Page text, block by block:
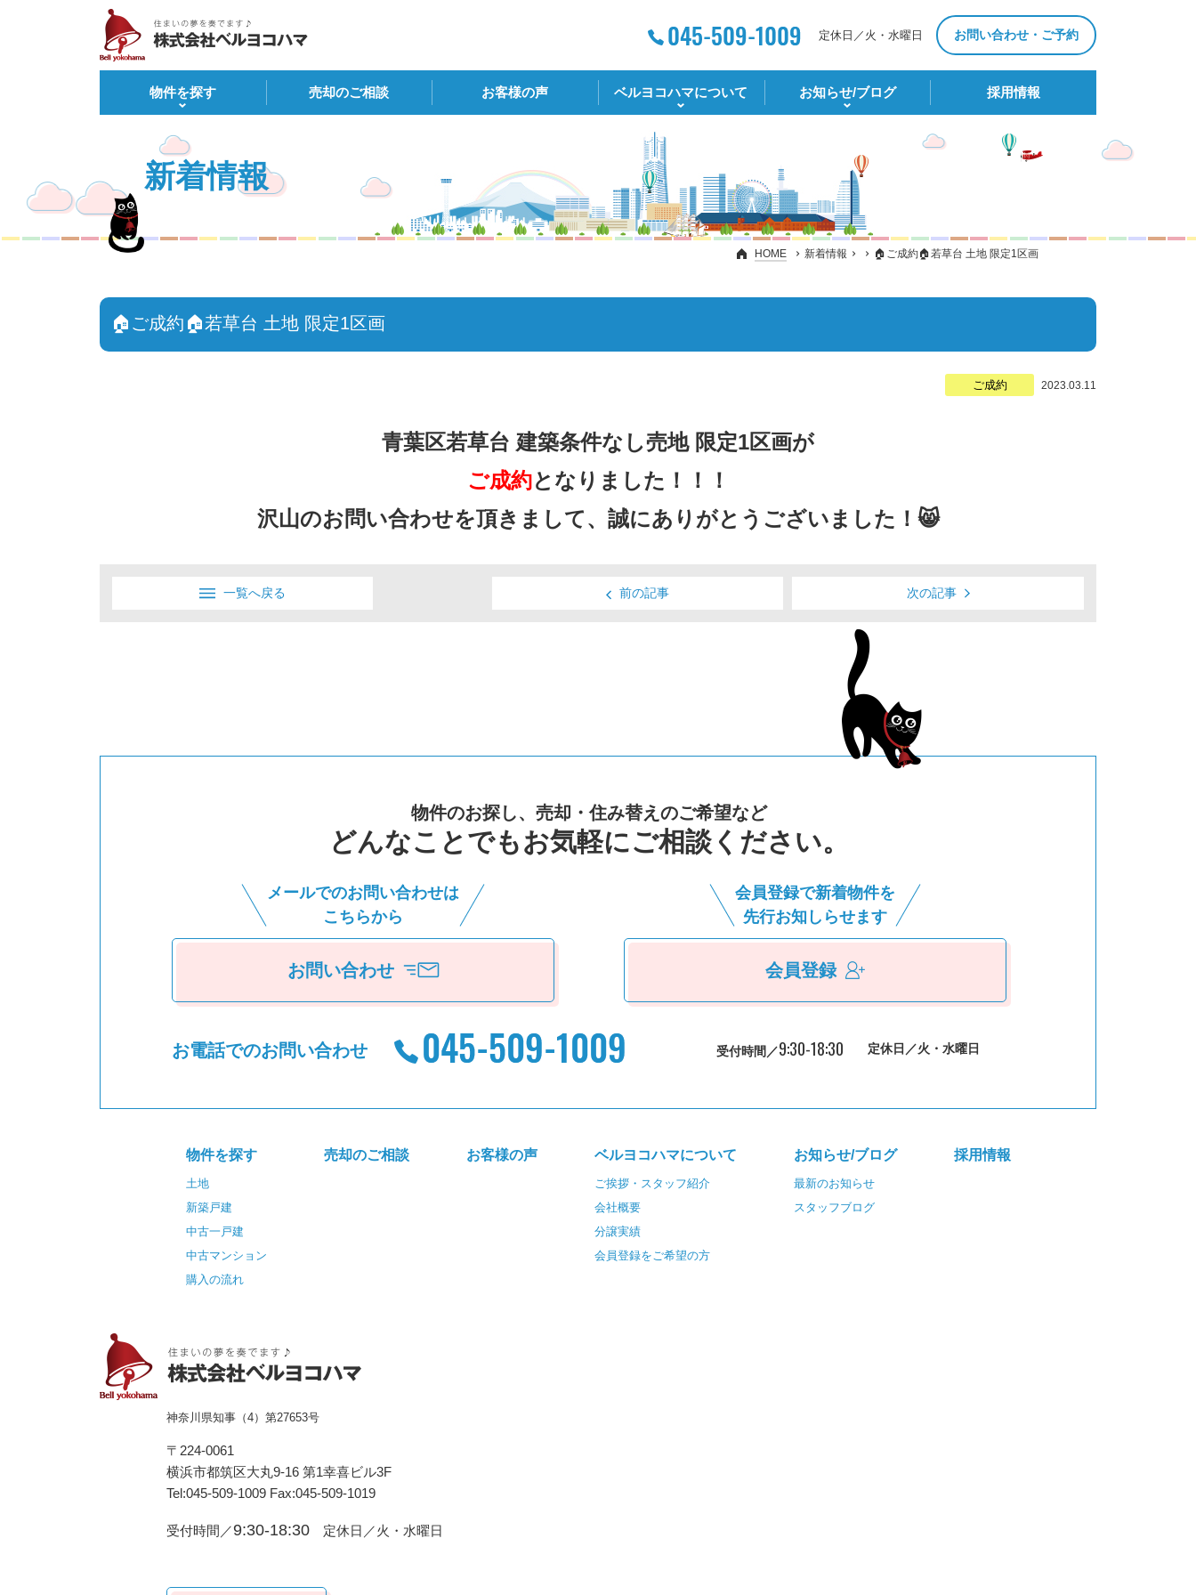
定休日／火・水曜日 お問い合わせ・ご予約
物件を探す 売却のご相談 お客様の声 ベルヨコハマについて お知らせ/ブログ 採⽤情報
新着情報
HOME 新着情報 🏠ご成約🏠若草台 土地 限定1区画
🏠ご成約🏠若草台 土地 限定1区画
ご成約 2023.03.11
青葉区若草台 建築条件なし売地 限定1区画が
ご成約となりました！！！
沢山のお問い合わせを頂きまして、誠にありがとうございました！😸
一覧へ戻る 次の記事
前の記事
物件のお探し、売却・住み替えのご希望など
どんなことでもお気軽にご相談ください。
メールでのお問い合わせは
こちらから
お問い合わせ
会員登録で新着物件を
先⾏お知しらせます
会員登録
お電話でのお問い合わせ 受付時間／9:30-18:30 定休日／火・水曜日
物件を探す
土地
新築戸建
中古一戸建
中古マンション
購入の流れ
売却のご相談 お客様の声 ベルヨコハマについて
ご挨拶・スタッフ紹介
会社概要
分譲実績
会員登録をご希望の方
お知らせ/ブログ
最新のお知らせ
スタッフブログ
採⽤情報
神奈川県知事（4）第27653号
〒224-0061
横浜市都筑区⼤丸9-16 第1幸喜ビル3F
Tel:045-509-1009 Fax:045-509-1019
受付時間／9:30-18:30 定休日／火・水曜日